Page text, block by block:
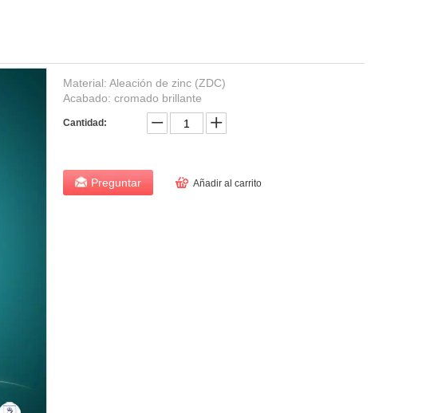
Material: Aleación de zinc (ZDC)
Acabado: cromado brillante
Cantidad:
Preguntar Añadir al carrito